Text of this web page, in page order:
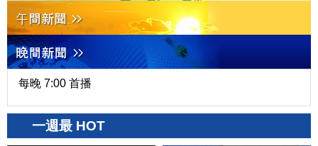
每晚 7:00 首播
一週最 HOT